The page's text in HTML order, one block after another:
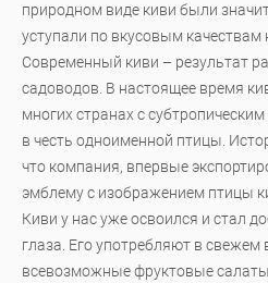
природном виде киви были
уступали по вкусовым
Современный киви – результат
садоводов. В настоящее время
многих странах с
в честь одноименной птицы.
что компания, впервые
эмблему с изображением птицы
Киви у нас уже освоился и стал
глаза. Его употребляют в
всевозможные фруктовые